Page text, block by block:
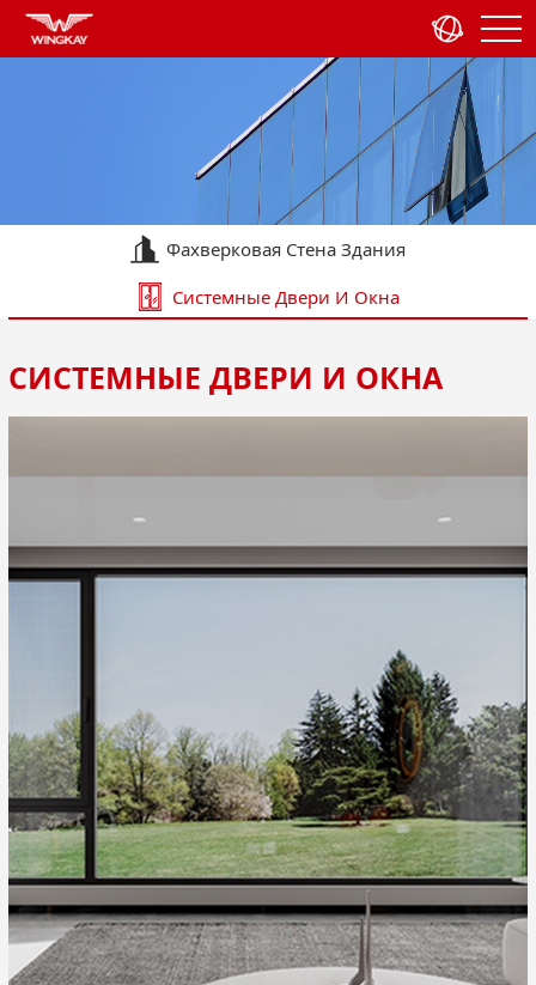
Фахверковая Стена Здания
Системные Двери И Окна
Фотоэлектрическая Область
СИСТЕМНЫЕ ДВЕРИ И ОКНА